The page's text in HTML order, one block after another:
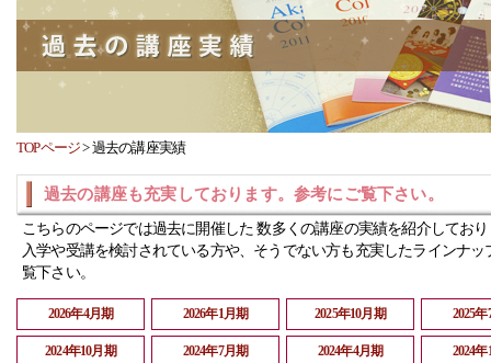
TOPページ>過去の講座実績
過去の講座も充実しております。参考にご覧下さい。
こちらのページでは過去に開催した 数多くの講座の実績を紹介してお
入学や受講を検討されている方や、そうでない方も充実したラインナッ
覧下さい。
2026年4月期 2026年1月期 2025年10月期 2025
2024年10月期 2024年7月期 2024年4月期 2024